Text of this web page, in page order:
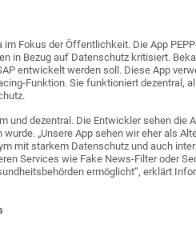
im Fokus der Öffentlichkeit. Die App
in Bezug auf Datenschutz kritisiert.
entwickelt werden soll. Diese App
Funktion. Sie funktioniert dezentral,
und dezentral. Die Entwickler sehen die
„Unsere App sehen wir eher als
mit starkem Datenschutz und auch
Services wie Fake News-Filter oder
ermöglicht“, erklärt